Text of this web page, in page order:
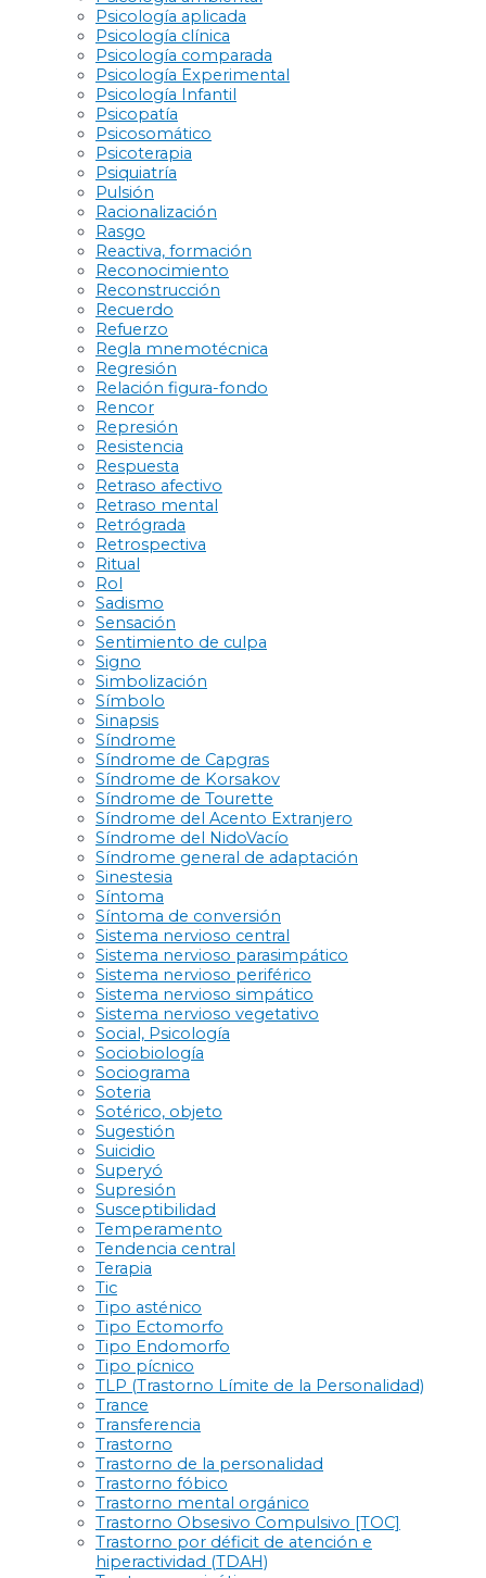
Psicología aplicada
Psicología clínica
Psicología comparada
Psicología Experimental
Psicología Infantil
Psicopatía
Psicosomático
Psicoterapia
Psiquiatría
Pulsión
Racionalización
Rasgo
Reactiva, formación
Reconocimiento
Reconstrucción
Recuerdo
Refuerzo
Regla mnemotécnica
Regresión
Relación figura-fondo
Rencor
Represión
Resistencia
Respuesta
Retraso afectivo
Retraso mental
Retrógrada
Retrospectiva
Ritual
Rol
Sadismo
Sensación
Sentimiento de culpa
Signo
Simbolización
Símbolo
Sinapsis
Síndrome
Síndrome de Capgras
Síndrome de Korsakov
Síndrome de Tourette
Síndrome del Acento Extranjero
Síndrome del NidoVacío
Síndrome general de adaptación
Sinestesia
Síntoma
Síntoma de conversión
Sistema nervioso central
Sistema nervioso parasimpático
Sistema nervioso periférico
Sistema nervioso simpático
Sistema nervioso vegetativo
Social, Psicología
Sociobiología
Sociograma
Soteria
Sotérico, objeto
Sugestión
Suicidio
Superyó
Supresión
Susceptibilidad
Temperamento
Tendencia central
Terapia
Tic
Tipo asténico
Tipo Ectomorfo
Tipo Endomorfo
Tipo pícnico
TLP (Trastorno Límite de la Personalidad)
Trance
Transferencia
Trastorno
Trastorno de la personalidad
Trastorno fóbico
Trastorno mental orgánico
Trastorno Obsesivo Compulsivo [TOC]
Trastorno por déficit de atención e
hiperactividad (TDAH)